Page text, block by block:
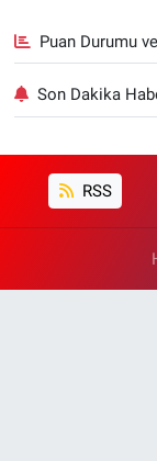
Puan Durumu
Son Dakika
RSS